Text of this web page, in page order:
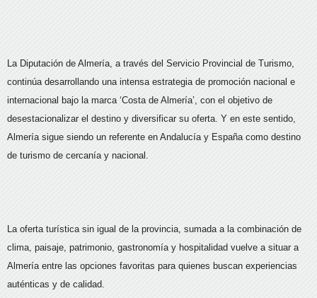
La Diputación de Almería, a través del Servicio Provincial de Turismo,
continúa desarrollando una intensa estrategia de promoción nacional e
internacional bajo la marca ‘Costa de Almería’, con el objetivo de
desestacionalizar el destino y diversificar su oferta. Y en este sentido,
Almería sigue siendo un referente en Andalucía y España como destino
de turismo de cercanía y nacional.
La oferta turística sin igual de la provincia, sumada a la combinación de
clima, paisaje, patrimonio, gastronomía y hospitalidad vuelve a situar a
Almería entre las opciones favoritas para quienes buscan experiencias
auténticas y de calidad.